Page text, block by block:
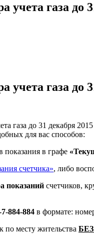
учета газа до
учета газа до
газа до 31 декабря 2015
для вас способов:
показания в графе
счетчика», либо
показаний счетчиков,
884-884 в формате:
по месту жительства